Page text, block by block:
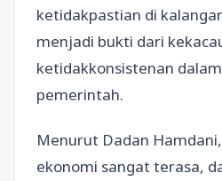
ketidakpastian di
menjadi bukti dari
ketidakkonsistenan
pemerintah.
Menurut Dadan
ekonomi sangat terasa,